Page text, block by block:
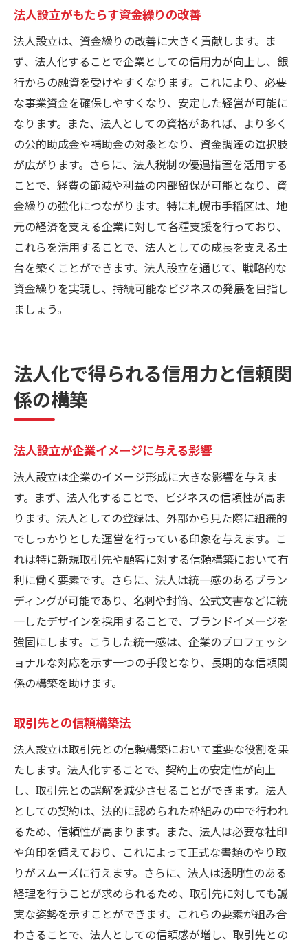
法人設立がもたらす資金繰りの改善
法人設立は、資金繰りの改善に大きく貢献します。ま
ず、法人化することで企業としての信用力が向上し、銀
行からの融資を受けやすくなります。これにより、必要
な事業資金を確保しやすくなり、安定した経営が可能に
なります。また、法人としての資格があれば、より多く
の公的助成金や補助金の対象となり、資金調達の選択肢
が広がります。さらに、法人税制の優遇措置を活用する
ことで、経費の節減や利益の内部留保が可能となり、資
金繰りの強化につながります。特に札幌市手稲区は、地
元の経済を支える企業に対して各種支援を行っており、
これらを活用することで、法人としての成長を支える土
台を築くことができます。法人設立を通じて、戦略的な
資金繰りを実現し、持続可能なビジネスの発展を目指し
ましょう。
法人化で得られる信用力と信頼関
係の構築
法人設立が企業イメージに与える影響
法人設立は企業のイメージ形成に大きな影響を与えま
す。まず、法人化することで、ビジネスの信頼性が高ま
ります。法人としての登録は、外部から見た際に組織的
でしっかりとした運営を行っている印象を与えます。こ
れは特に新規取引先や顧客に対する信頼構築において有
利に働く要素です。さらに、法人は統一感のあるブラン
ディングが可能であり、名刺や封筒、公式文書などに統
一したデザインを採用することで、ブランドイメージを
強固にします。こうした統一感は、企業のプロフェッシ
ョナルな対応を示す一つの手段となり、長期的な信頼関
係の構築を助けます。
取引先との信頼構築法
法人設立は取引先との信頼構築において重要な役割を果
たします。法人化することで、契約上の安定性が向上
し、取引先との誤解を減少させることができます。法人
としての契約は、法的に認められた枠組みの中で行われ
るため、信頼性が高まります。また、法人は必要な社印
や角印を備えており、これによって正式な書類のやり取
りがスムーズに行えます。さらに、法人は透明性のある
経理を行うことが求められるため、取引先に対しても誠
実な姿勢を示すことができます。これらの要素が組み合
わさることで、法人としての信頼感が増し、取引先との